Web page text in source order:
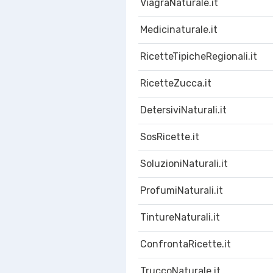
ViagraNaturale.it
Medicinaturale.it
RicetteTipicheRegionali.it
RicetteZucca.it
DetersiviNaturali.it
SosRicette.it
SoluzioniNaturali.it
ProfumiNaturali.it
TintureNaturali.it
ConfrontaRicette.it